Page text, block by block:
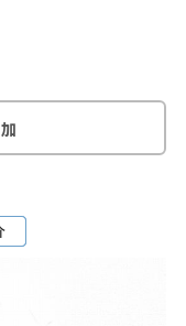
ザ・ノース・フェ
イス